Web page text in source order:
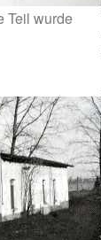
Teil wurde